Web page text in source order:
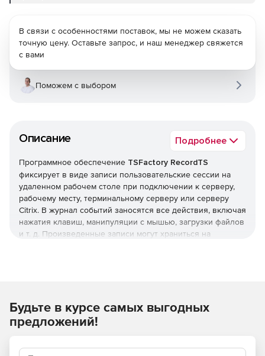
Описание Подробнее
Программное обеспечение TSFactory RecordTS
фиксирует в виде записи пользовательские сессии на
удаленном рабочем столе при подключении к серверу,
рабочему месту, терминальному серверу или серверу
Citrix. В журнал событий заносятся все действия, включая
нажатия клавиш, манипуляции с мышью, загрузки файлов
и т. д. Произведенные записи могут храниться на
перематывая вперед или назад или переходя к
определенному моменту в видео.Программный
интерфейс RecordTS обеспечивает интеграцию в
сетевой безопасности или другие программы, требующие
В связи с особенностями поставок, мы не можем сказать
точную цену. Оставьте запрос, и наш менеджер свяжется
с вами
Поможем с выбором
Будьте в курсе самых выгодных
предложений!